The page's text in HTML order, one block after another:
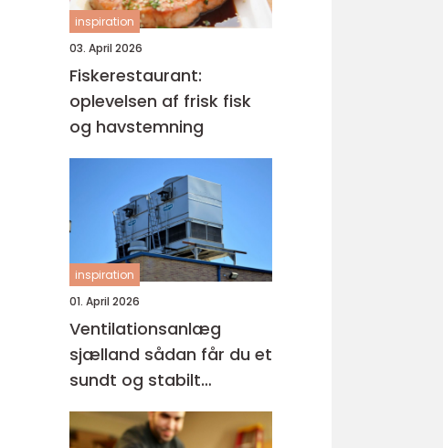
inspiration
03. April 2026
Fiskerestaurant:
oplevelsen af frisk fisk
og havstemning
inspiration
01. April 2026
Ventilationsanlæg
sjælland sådan får du et
sundt og stabilt
indeklima